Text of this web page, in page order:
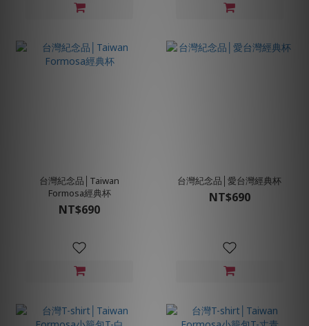
台灣紀念品│Taiwan
Formosa經典杯
NT$690
台灣紀念品│愛台灣經典杯
NT$690